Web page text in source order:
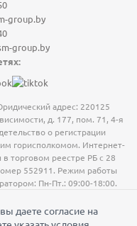
group.by
group.by
адрес: 220125
д. 177, пом. 71, 4-я
о регистрации
горисполкомом. Интернет-
в торговом реестре РБ с 28
552911. Режим работы
Пн-Пт.: 09:00-18:00.
регистрации ООО
даете согласие на